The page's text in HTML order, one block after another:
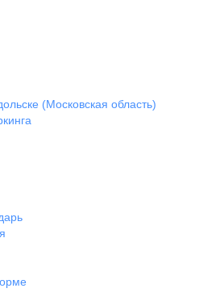
(Московская область)